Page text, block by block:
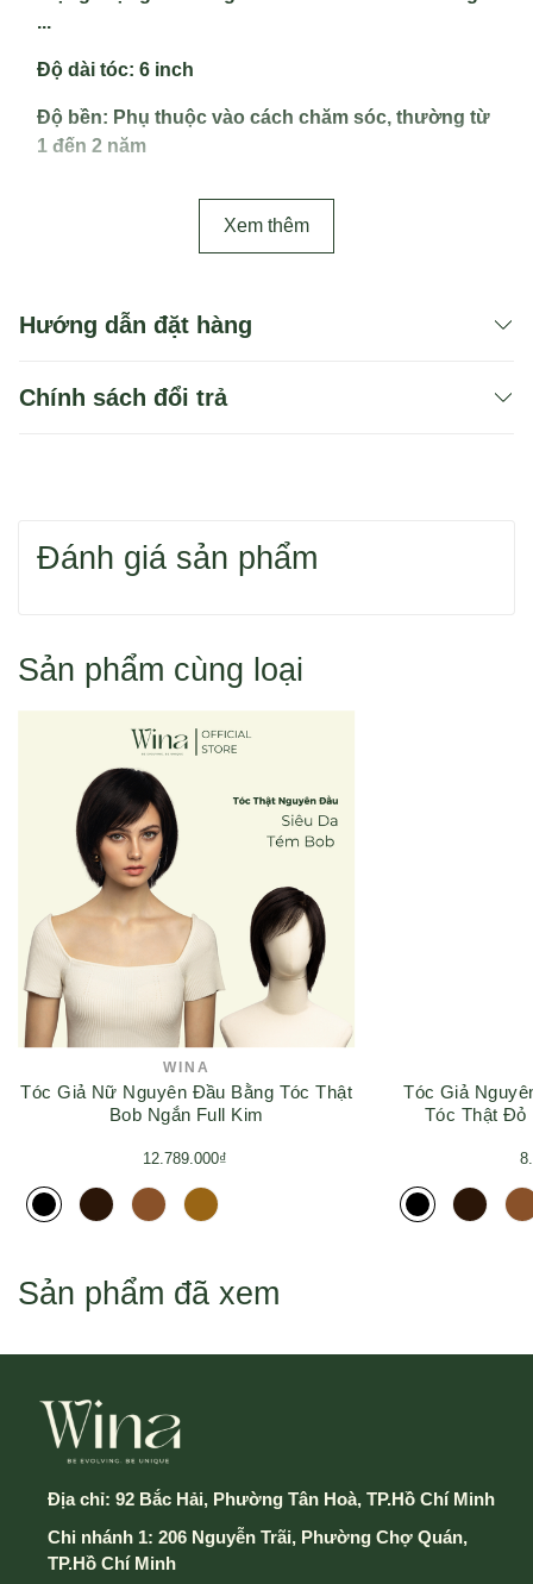
...
Độ dài tóc: 6 inch
Độ bền: Phụ thuộc vào cách chăm sóc, thường từ
1 đến 2 năm
Xem thêm
Hướng dẫn đặt hàng
Hoặc bạn tìm sản phẩm theo danh mục.
Cách 1: Đặt hàng qua điện thoại 0916 110 833
Cách 2: Đặt hàng trực tuyến như sau:
1. Chọn mua sản phẩm
4. Đăng nhập - đăng ký tài khoản hoặc mua không cần
tài khoản
5. Điền thông tin và chọn hình thức thành toán & vận
chuyển
6. Cuối cùng chọn nút Xác Nhận Gửi Đơn hàng để
hoàn thành
Chính sách đổi trả
Trong trường hợp này khách hàng sẽ trả phí vận
chuyển từ 25.000 VND (HCM) - 45.000 VND (Các tỉnh
Đánh giá sản phẩm
Sản phẩm cùng loại
WINA
Tóc Giả Nữ Nguyên Đầu Bằng Tóc Thật
Bob Ngắn Full Kim
12.789.000₫
Tóc Giả
Tóc Thật Đỏ
Sản phẩm đã xem
Địa chỉ: 92 Bắc Hải, Phường Tân Hoà, TP.Hồ Chí Minh
Chi nhánh 1: 206 Nguyễn Trãi, Phường Chợ Quán,
TP.Hồ Chí Minh